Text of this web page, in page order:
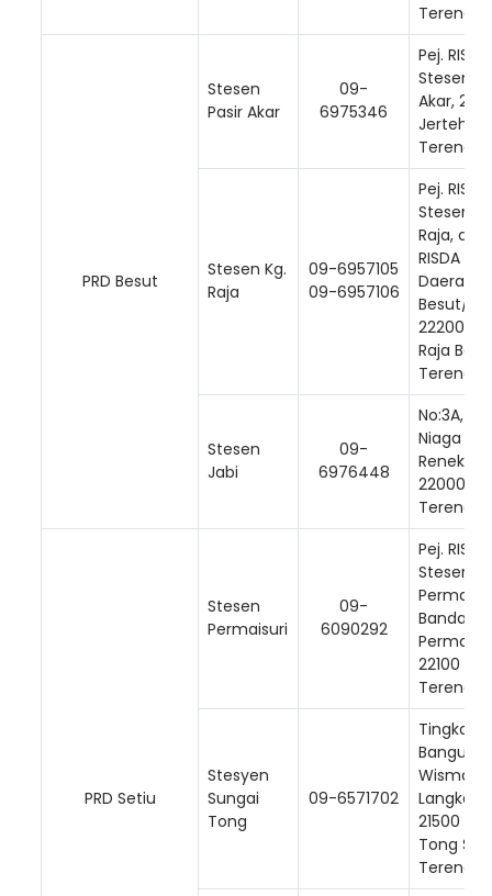
PRD Besut
Stesen
Pasir Akar
09-
6975346
Pej. RISDA
Stesen
Akar,
Jerteh,
Stesen Kg.
Raja
09-6957105
09-6957106
Pej. RISDA
Stesen
Raja, d/a
RISDA
Daerah
Besut/
22200 Kg.
Raja
Stesen
Jabi
09-
6976448
No:3A,
Niaga 2 T
Renek,
22000
PRD Setiu
Stesen
Permaisuri
09-
6090292
Pej. RISDA
Stesen
Bandar
22100
Stesyen
Sungai
Tong
09-6571702
Tingkat 1.
Wisma Sri
Langkap,
21500
Tong